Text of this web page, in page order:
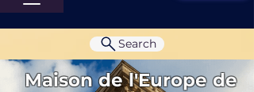
Maison de l'Europe de
Search